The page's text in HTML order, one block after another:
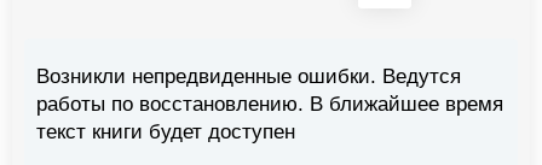
Возникли непредвиденные ошибки. Ведутся
работы по восстановлению. В ближайшее время
текст книги будет доступен